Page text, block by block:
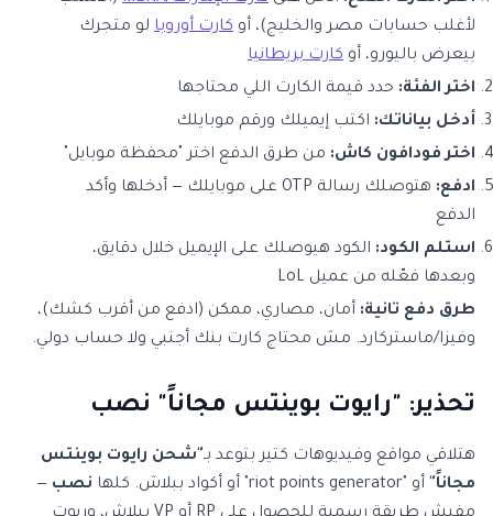
لأغلب حسابات مصر والخليج)، أو كارت أوروبا لو متجرك
بيعرض باليورو، أو كارت بريطانيا
اختر الفئة: حدد قيمة الكارت اللي محتاجها
أدخل بياناتك: اكتب إيميلك ورقم موبايلك
اختر فودافون كاش: من طرق الدفع اختر "محفظة موبايل"
ادفع:
هتوصلك رسالة OTP على موبايلك — أدخلها وأكد
الدفع
استلم الكود: الكود هيوصلك على الإيميل خلال دقايق،
وبعدها فعّله من عميل LoL
طرق دفع تانية: أمان، مصاري، ممكن (ادفع من أقرب كشك)،
وفيزا/ماستركارد. مش محتاج كارت بنك أجنبي ولا حساب دولي.
تحذير: "رايوت بوينتس مجاناً" نصب
هتلاقي مواقع وفيديوهات كتير بتوعد بـ"شحن رايوت بوينتس
مجاناً" أو "riot points generator" أو أكواد ببلاش. كلها نصب —